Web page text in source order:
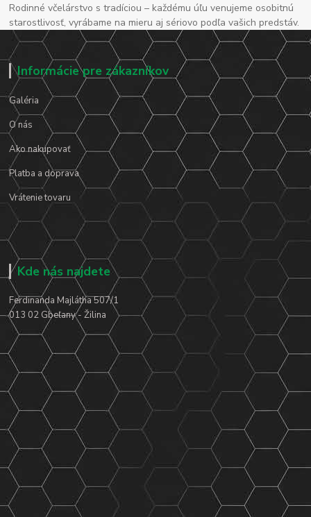
Rodinné včelárstvo s tradíciou – každému úľu venujeme osobitnú
starostlivosť, vyrábame na mieru aj sériovo podľa vašich predstáv.
Informácie pre zákazníkov
Galéria
O nás
Ako nakupovať
Platba a doprava
Vrátenie tovaru
Kde nás najdete
Ferdinanda Majlátha 507/1
013 02 Gbeľany - Žilina